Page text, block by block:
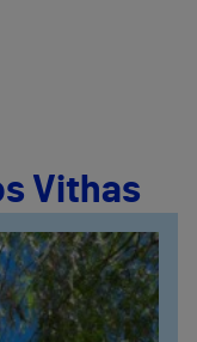
Vithas